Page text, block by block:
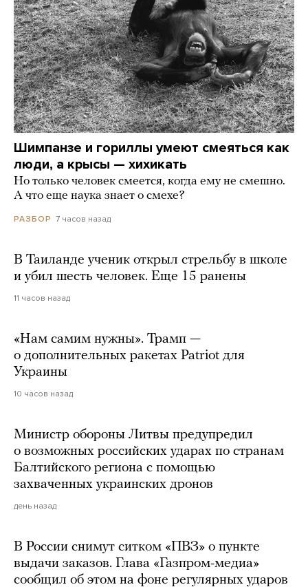
Шимпанзе и гориллы умеют смеяться как
люди, а крысы — хихикать
Но только человек смеется, когда ему не смешно.
А что еще наука знает о смехе?
РАЗБОР 7 часов назад
В Таиланде ученик открыл стрельбу в школе
и убил шесть человек. Еще 15 ранены
11 часов назад
«Нам самим нужны». Трамп —
о дополнительных ракетах Patriot для
Украины
10 часов назад
Министр обороны Литвы предупредил
о возможных российских ударах по странам
Балтийского региона с помощью
захваченных украинских дронов
день назад
В России снимут ситком «ПВЗ» о пункте
выдачи заказов. Глава «Газпром-медиа»
сообщил об этом на фоне регулярных ударов